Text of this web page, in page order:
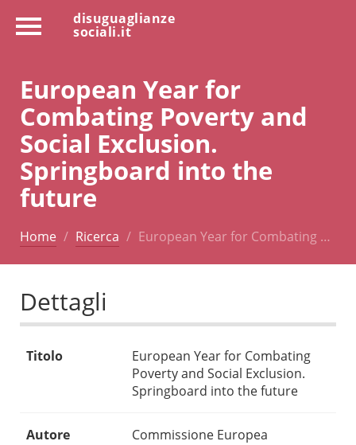
disuguaglianze
sociali.it
European Year for
Combating Poverty and
Social Exclusion.
Springboard into the
future
Home Ricerca European Year for Combating …
Dettagli
Titolo
European Year for Combating
Poverty and Social Exclusion.
Springboard into the future
Autore Commissione Europea